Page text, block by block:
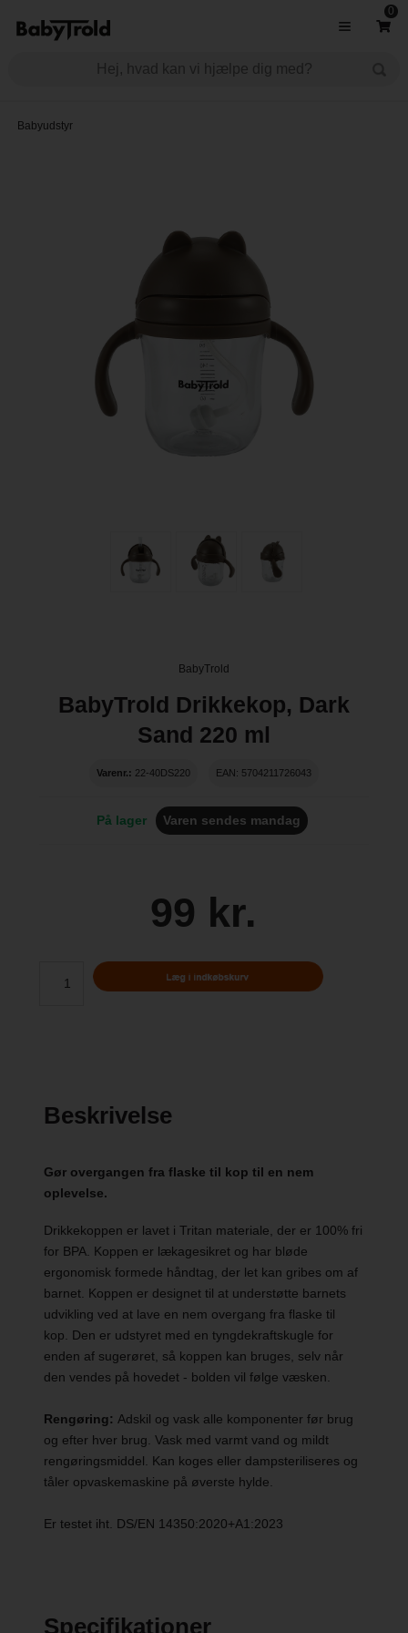
0
Babyudstyr
BabyTrold
BabyTrold Drikkekop, Dark
Sand 220 ml
Varenr.: 22-40DS220 EAN: 5704211726043
På lager Varen sendes mandag
99 kr.
Beskrivelse
Gør overgangen fra flaske til kop til en nem
oplevelse.
Drikkekoppen er lavet i Tritan materiale, der er 100% fri
for BPA. Koppen er lækagesikret og har bløde
ergonomisk formede håndtag, der let kan gribes om af
barnet. Koppen er designet til at understøtte barnets
udvikling ved at lave en nem overgang fra flaske til
kop. Den er udstyret med en tyngdekraftskugle for
enden af sugerøret, så koppen kan bruges, selv når
den vendes på hovedet - bolden vil følge væsken.
Rengøring: Adskil og vask alle komponenter før brug
og efter hver brug. Vask med varmt vand og mildt
rengøringsmiddel. Kan koges eller dampsteriliseres og
tåler opvaskemaskine på øverste hylde.
Er testet iht. DS/EN 14350:2020+A1:2023
Specifikationer